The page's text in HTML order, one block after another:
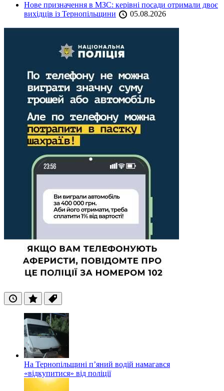
Нове призначення в МЗС: керівні посади отримали двоє
вихідців із Тернопільщини
05.08.2026
ОстанніПопулярні
Теги
На Тернопільщині п’яний водій намагався
«відкупитися» від поліції